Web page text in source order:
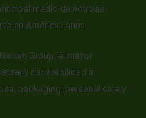
medio de noticias
en América Latina.
Group, el mayor
y dar visibilidad a
packaging, personal care y